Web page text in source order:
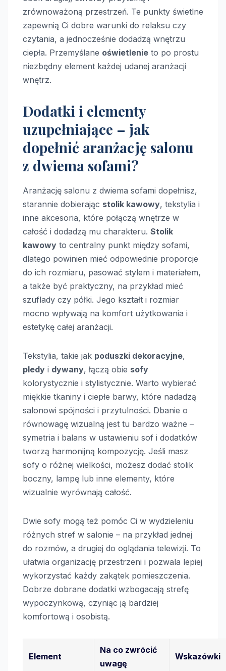
zrównoważoną przestrzeń. Te punkty świetlne
zapewnią Ci dobre warunki do relaksu czy
czytania, a jednocześnie dodadzą wnętrzu
ciepła. Przemyślane oświetlenie to po prostu
niezbędny element każdej udanej aranżacji
wnętrz.
Dodatki i elementy
uzupełniające – jak
dopełnić aranżację salonu
z dwiema sofami?
Aranżację salonu z dwiema sofami dopełnisz,
starannie dobierając stolik kawowy, tekstylia i
inne akcesoria, które połączą wnętrze w
całość i dodadzą mu charakteru. Stolik
kawowy to centralny punkt między sofami,
dlatego powinien mieć odpowiednie proporcje
do ich rozmiaru, pasować stylem i materiałem,
a także być praktyczny, na przykład mieć
szuflady czy półki. Jego kształt i rozmiar
mocno wpływają na komfort użytkowania i
estetykę całej aranżacji.
Tekstylia, takie jak poduszki dekoracyjne,
pledy i dywany, łączą obie sofy
kolorystycznie i stylistycznie. Warto wybierać
miękkie tkaniny i ciepłe barwy, które nadadzą
salonowi spójności i przytulności. Dbanie o
równowagę wizualną jest tu bardzo ważne –
symetria i balans w ustawieniu sof i dodatków
tworzą harmonijną kompozycję. Jeśli masz
sofy o różnej wielkości, możesz dodać stolik
boczny, lampę lub inne elementy, które
wizualnie wyrównają całość.
Dwie sofy mogą też pomóc Ci w wydzieleniu
różnych stref w salonie – na przykład jednej
do rozmów, a drugiej do oglądania telewizji. To
ułatwia organizację przestrzeni i pozwala lepiej
wykorzystać każdy zakątek pomieszczenia.
Dobrze dobrane dodatki wzbogacają strefę
wypoczynkową, czyniąc ją bardziej
komfortową i osobistą.
Element
Na co zwrócić
uwagę
Wskazówki